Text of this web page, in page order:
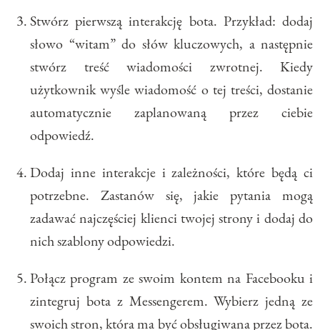
Stwórz pierwszą interakcję bota. Przykład: dodaj
słowo “witam” do słów kluczowych, a następnie
stwórz treść wiadomości zwrotnej. Kiedy
użytkownik wyśle wiadomość o tej treści, dostanie
automatycznie zaplanowaną przez ciebie
odpowiedź.
Dodaj inne interakcje i zależności, które będą ci
potrzebne. Zastanów się, jakie pytania mogą
zadawać najczęściej klienci twojej strony i dodaj do
nich szablony odpowiedzi.
Połącz program ze swoim kontem na Facebooku i
zintegruj bota z Messengerem. Wybierz jedną ze
swoich stron, która ma być obsługiwana przez bota.